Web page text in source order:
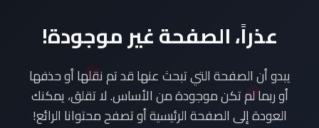
عذراً، الصفحة غير موجودة!
يبدو أن الصفحة التي تبحث عنها قد تم نقلها أو حذفها
أو ربما لم تكن موجودة من الأساس. لا تقلق، يمكنك
العودة إلى الصفحة الرئيسية أو تصفح محتوانا الرائع!